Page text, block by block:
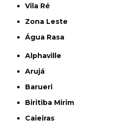
Vila Ré
Zona Leste
Água Rasa
Alphaville
Arujá
Barueri
Biritiba Mirim
Caieiras